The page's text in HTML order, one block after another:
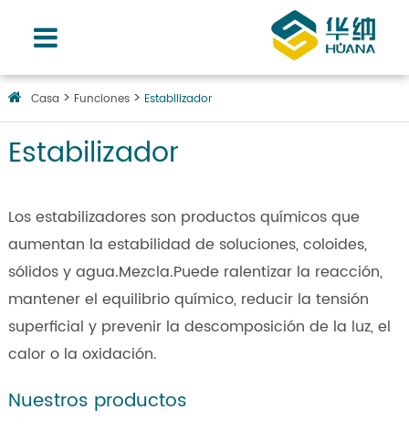
Casa Funciones Estabilizador
Estabilizador
Los estabilizadores son productos químicos que
aumentan la estabilidad de soluciones, coloides,
sólidos y agua.Mezcla.Puede ralentizar la reacción,
mantener el equilibrio químico, reducir la tensión
superficial y prevenir la descomposición de la luz, el
calor o la oxidación.
Nuestros productos